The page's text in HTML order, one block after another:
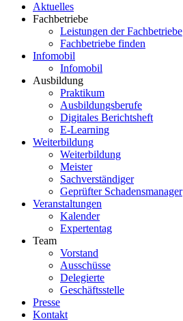
Aktuelles
Fachbetriebe
Leistungen der Fachbetriebe
Fachbetriebe finden
Infomobil
Infomobil
Ausbildung
Praktikum
Ausbildungsberufe
Digitales Berichtsheft
E-Learning
Weiterbildung
Weiterbildung
Meister
Sachverständiger
Geprüfter Schadensmanager
Veranstaltungen
Kalender
Expertentag
Team
Vorstand
Ausschüsse
Delegierte
Geschäftsstelle
Presse
Kontakt